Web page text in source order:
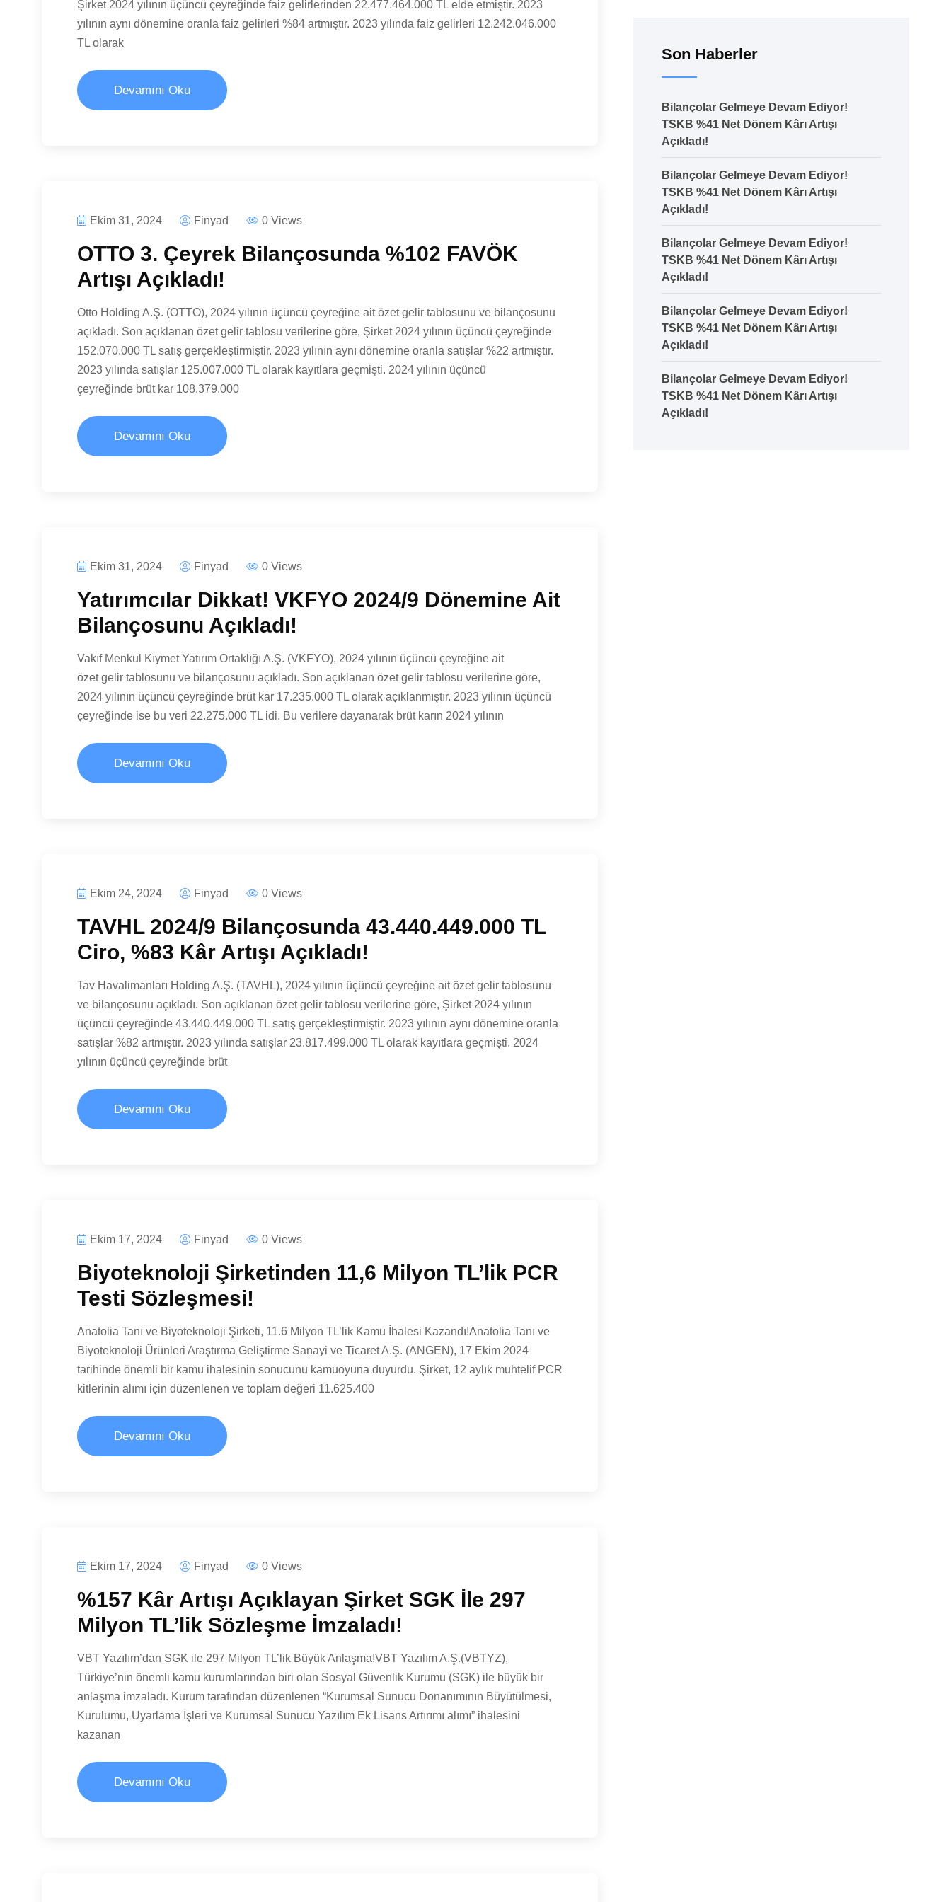
Şirket 2024 yılının üçüncü çeyreğinde faiz gelirlerinden 22.477.464.000 TL elde etmiştir. 2023
yılının aynı dönemine oranla faiz gelirleri %84 artmıştır. 2023 yılında faiz gelirleri 12.242.046.000
TL olarak
Devamını Oku
Ekim 31, 2024 Finyad 0 Views
OTTO 3. Çeyrek Bilançosunda %102 FAVÖK
Artışı Açıkladı!
Otto Holding A.Ş. (OTTO), 2024 yılının üçüncü çeyreğine ait özet gelir tablosunu ve bilançosunu
açıkladı. Son açıklanan özet gelir tablosu verilerine göre, Şirket 2024 yılının üçüncü çeyreğinde
152.070.000 TL satış gerçekleştirmiştir. 2023 yılının aynı dönemine oranla satışlar %22 artmıştır.
2023 yılında satışlar 125.007.000 TL olarak kayıtlara geçmişti. 2024 yılının üçüncü
çeyreğinde brüt kar 108.379.000
Devamını Oku
Ekim 31, 2024 Finyad 0 Views
Yatırımcılar Dikkat! VKFYO 2024/9 Dönemine Ait
Bilançosunu Açıkladı!
Vakıf Menkul Kıymet Yatırım Ortaklığı A.Ş. (VKFYO), 2024 yılının üçüncü çeyreğine ait
özet gelir tablosunu ve bilançosunu açıkladı. Son açıklanan özet gelir tablosu verilerine göre,
2024 yılının üçüncü çeyreğinde brüt kar 17.235.000 TL olarak açıklanmıştır. 2023 yılının üçüncü
çeyreğinde ise bu veri 22.275.000 TL idi. Bu verilere dayanarak brüt karın 2024 yılının
Devamını Oku
Ekim 24, 2024 Finyad 0 Views
TAVHL 2024/9 Bilançosunda 43.440.449.000 TL
Ciro, %83 Kâr Artışı Açıkladı!
Tav Havalimanları Holding A.Ş. (TAVHL), 2024 yılının üçüncü çeyreğine ait özet gelir tablosunu
ve bilançosunu açıkladı. Son açıklanan özet gelir tablosu verilerine göre, Şirket 2024 yılının
üçüncü çeyreğinde 43.440.449.000 TL satış gerçekleştirmiştir. 2023 yılının aynı dönemine oranla
satışlar %82 artmıştır. 2023 yılında satışlar 23.817.499.000 TL olarak kayıtlara geçmişti. 2024
yılının üçüncü çeyreğinde brüt
Devamını Oku
Ekim 17, 2024 Finyad 0 Views
Biyoteknoloji Şirketinden 11,6 Milyon TL’lik PCR
Testi Sözleşmesi!
Anatolia Tanı ve Biyoteknoloji Şirketi, 11.6 Milyon TL’lik Kamu İhalesi Kazandı!Anatolia Tanı ve
Biyoteknoloji Ürünleri Araştırma Geliştirme Sanayi ve Ticaret A.Ş. (ANGEN), 17 Ekim 2024
tarihinde önemli bir kamu ihalesinin sonucunu kamuoyuna duyurdu. Şirket, 12 aylık muhtelif PCR
kitlerinin alımı için düzenlenen ve toplam değeri 11.625.400
Devamını Oku
Ekim 17, 2024 Finyad 0 Views
%157 Kâr Artışı Açıklayan Şirket SGK İle 297
Milyon TL’lik Sözleşme İmzaladı!
VBT Yazılım’dan SGK ile 297 Milyon TL’lik Büyük Anlaşma!VBT Yazılım A.Ş.(VBTYZ),
Türkiye’nin önemli kamu kurumlarından biri olan Sosyal Güvenlik Kurumu (SGK) ile büyük bir
anlaşma imzaladı. Kurum tarafından düzenlenen “Kurumsal Sunucu Donanımının Büyütülmesi,
Kurulumu, Uyarlama İşleri ve Kurumsal Sunucu Yazılım Ek Lisans Artırımı alımı” ihalesini
kazanan
Devamını Oku
Son Haberler
Bilançolar Gelmeye Devam Ediyor!
TSKB %41 Net Dönem Kârı Artışı
Açıkladı!
Bilançolar Gelmeye Devam Ediyor!
TSKB %41 Net Dönem Kârı Artışı
Açıkladı!
Bilançolar Gelmeye Devam Ediyor!
TSKB %41 Net Dönem Kârı Artışı
Açıkladı!
Bilançolar Gelmeye Devam Ediyor!
TSKB %41 Net Dönem Kârı Artışı
Açıkladı!
Bilançolar Gelmeye Devam Ediyor!
TSKB %41 Net Dönem Kârı Artışı
Açıkladı!